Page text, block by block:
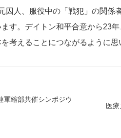
囚人、服役中の「戦犯」の関係
す。デイトン和平合意から23
考えることにつながるように思
軍縮部共催シンポジウ
医